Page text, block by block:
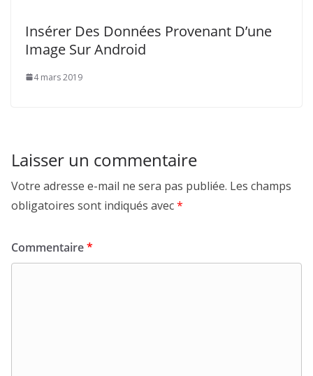
Insérer Des Données Provenant D’une
Image Sur Android
4 mars 2019
Laisser un commentaire
Votre adresse e-mail ne sera pas publiée. Les champs
obligatoires sont indiqués avec*
Commentaire*